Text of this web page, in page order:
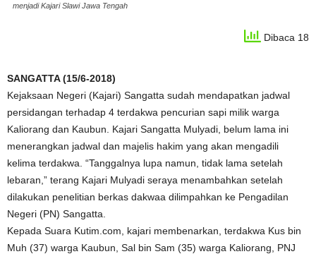
menjadi Kajari Slawi Jawa Tengah
Dibaca 18
SANGATTA (15/6-2018)
Kejaksaan Negeri (Kajari) Sangatta sudah mendapatkan jadwal
persidangan terhadap 4 terdakwa pencurian sapi milik warga
Kaliorang dan Kaubun. Kajari Sangatta Mulyadi, belum lama ini
menerangkan jadwal dan majelis hakim yang akan mengadili
kelima terdakwa. “Tanggalnya lupa namun, tidak lama setelah
lebaran,” terang Kajari Mulyadi seraya menambahkan setelah
dilakukan penelitian berkas dakwaa dilimpahkan ke Pengadilan
Negeri (PN) Sangatta.
Kepada Suara Kutim.com, kajari membenarkan, terdakwa Kus bin
Muh (37) warga Kaubun, Sal bin Sam (35) warga Kaliorang, PNJ